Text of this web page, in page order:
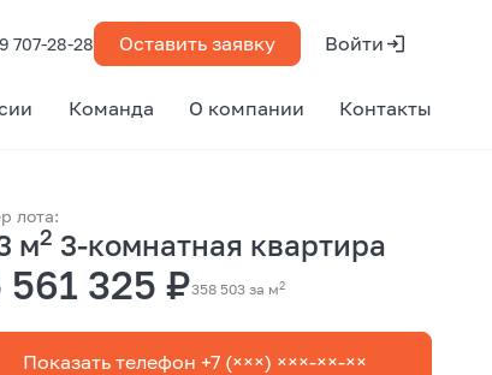
707-28-28 Оставить заявку Войти
Команда О компании Контакты
лота:
м2 3-комнатная квартира
561 325 ₽358 503 за м2
Показать телефон +7 (×××) ×××-××-××